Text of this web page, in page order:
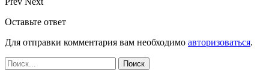
Оставьте ответ
Для отправки комментария вам необходимо авторизоваться.